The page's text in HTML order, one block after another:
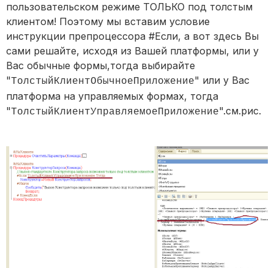
пользовательском режиме ТОЛЬКО под толстым
клиентом! Поэтому мы вставим условие
инструкции препроцессора #Если, а вот здесь Вы
сами решайте, исходя из Вашей платформы, или у
Вас обычные формы,тогда выбирайте
"ТолстыйКлиентОбычноеПриложение" или у Вас
платформа на управляемых формах, тогда
"ТолстыйКлиентУправляемоеПриложение".см.рис.